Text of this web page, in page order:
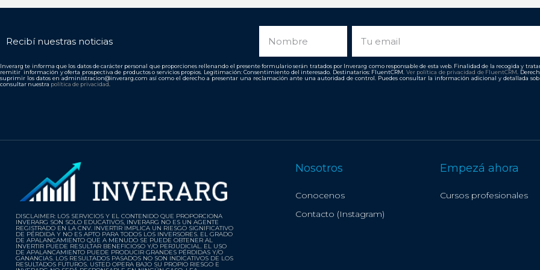
Recibí nuestras noticias
Inverarg te informa que los datos de carácter personal que proporciones rellenando el presente formulario serán tratados por Inverarg como responsable de esta web. Finalidad de la recogida y
remitir información y oferta prospectiva de productos o servicios propios. Legitimación: Consentimiento del interesado. Destinatarios: FluentCRM. Ver política de privacidad de FluentCRM .
suprimir los datos en administracion@inverarg.com así como el derecho a presentar una reclamación ante una autoridad de control. Puedes consultar la información adicional y detallada
consultar nuestra política de privacidad
DISCLAIMER: LOS SERVICIOS Y EL CONTENIDO QUE PROPORCIONA
INVERARG SON SOLO EDUCATIVOS, INVERARG NO ES UN AGENTE
REGISTRADO EN LA CNV. INVERTIR IMPLICA UN RIESGO SIGNIFICATIVO
DE PÉRDIDA Y NO ES APTO PARA TODOS LOS INVERSORES. EL GRADO
DE APALANCAMIENTO QUE A MENUDO SE PUEDE OBTENER AL
INVERTIR PUEDE RESULTAR BENEFICIOSO Y/O PERJUDICIAL. EL USO
DE APALANCAMIENTO PUEDE PRODUCIR GRANDES PÉRDIDAS Y/O
GANANCIAS. LOS RESULTADOS PASADOS NO SON INDICATIVOS DE LOS
RESULTADOS FUTUROS. USTED OPERA BAJO SU PROPIO RIESGO E
Nosotros
Conocenos
Contacto (Instagram)
Empezá ahora
Cursos profesionales